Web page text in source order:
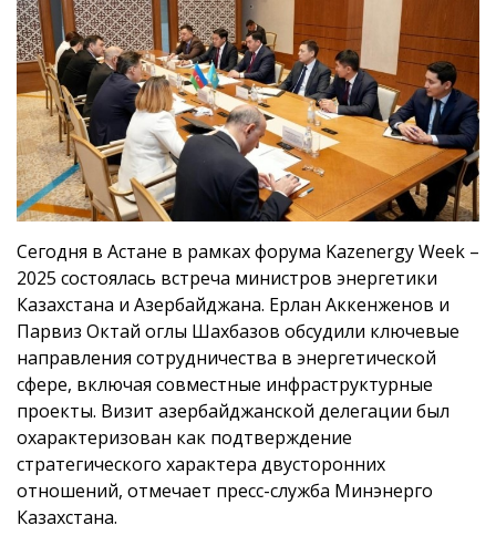
Сегодня в Астане в рамках форума Kazenergy Week –
2025 состоялась встреча министров энергетики
Казахстана и Азербайджана. Ерлан Аккенженов и
Парвиз Октай оглы Шахбазов обсудили ключевые
направления сотрудничества в энергетической
сфере, включая совместные инфраструктурные
проекты. Визит азербайджанской делегации был
охарактеризован как подтверждение
стратегического характера двусторонних
отношений, отмечает пресс-служба Минэнерго
Казахстана.